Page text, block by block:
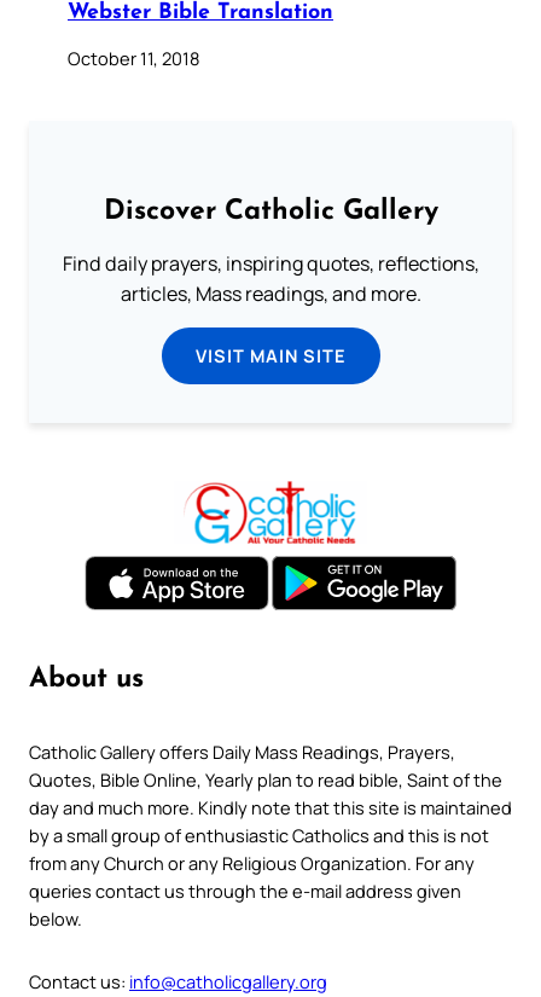
Webster Bible Translation
October 11, 2018
Discover Catholic Gallery
Find daily prayers, inspiring quotes, reflections,
articles, Mass readings, and more.
VISIT MAIN SITE
About us
Catholic Gallery offers Daily Mass Readings, Prayers,
Quotes, Bible Online, Yearly plan to read bible, Saint of the
day and much more. Kindly note that this site is maintained
by a small group of enthusiastic Catholics and this is not
from any Church or any Religious Organization. For any
queries contact us through the e-mail address given
below.
Contact us: info@catholicgallery.org